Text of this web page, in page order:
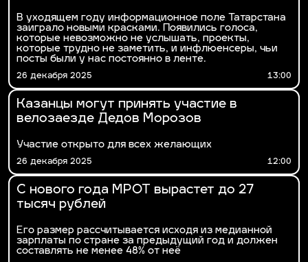
В уходящем году информационное поле Татарстана
заиграло новыми красками. Появились голоса,
которые невозможно не услышать, проекты,
которые трудно не заметить, и инфлюенсеры, чьи
посты были у нас постоянно в ленте.
26 декабря 2025 13:00
Казанцы могут принять участие в
велозаезде Дедов Морозов
Участие открыто для всех желающих
26 декабря 2025 12:00
С нового года МРОТ вырастет до 27
тысяч рублей
Его размер рассчитывается исходя из медианной
зарплаты по стране за предыдущий год и должен
составлять не менее 48% от неё